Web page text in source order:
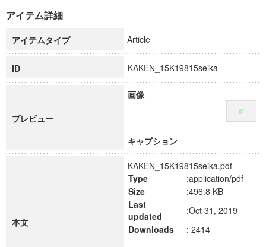
科学研究費補助金研究成果報告書
慶應義塾大学グローバルCOEプログラム市民社会ガバナンス
慶應義塾大学グローバルCOEプログラム論理と感性の先端的
博士課程教育リーディングプログラム「超成熟社会発展のサ
学術雑誌掲載論文等(8)
アイテム詳細
アイテムタイプ Article
ID KAKEN_15K19815seika
プレビュー
画像
キャプション
本文
KAKEN_15K19815seika.pdf
Type
:application/pdf
Size
:496.8 KB
Last
updated
:Oct 31, 2019
Downloads
: 2414